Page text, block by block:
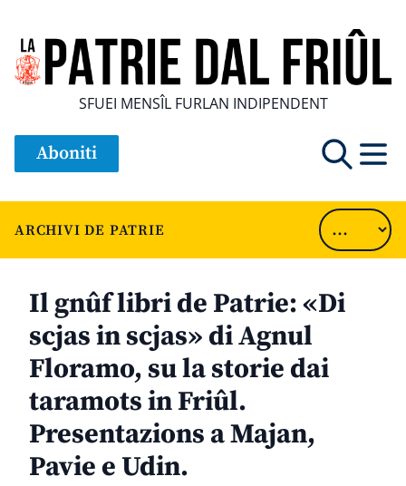
SFUEI MENSÎL FURLAN INDIPENDENT
Aboniti
ARCHIVI DE PATRIE
Il gnûf libri de Patrie: «Di
scjas in scjas» di Agnul
Floramo, su la storie dai
taramots in Friûl.
Presentazions a Majan,
Pavie e Udin.